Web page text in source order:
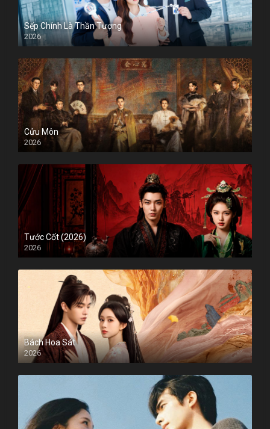
Sếp Chính Là Thần Tượng
2026
Cửu Môn
2026
Tước Cốt (2026)
2026
Bách Hoa Sát
2026